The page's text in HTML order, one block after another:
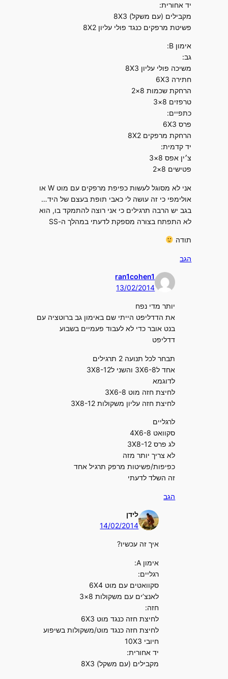
יד אחורית:
מקבילים (עם משקל) 8X3
פשיטת מרפקים כנגד פולי עליון 8X2
אימון B:
גב:
משיכה פולי עליון 8X3
חתירה 6X3
הרחקת שכמות 8×2
טרפזים 8×3
כתפיים:
פרס 6X3
הרחקת מרפקים 8X2
יד קדמית:
צ׳ין אפס 8×3
פטישים 8×2
אני לא מסוגל לעשות כפיפת מרפקים עם מוט W או
אולימפי כי זה עושה לי כאבי תופת בעצם של היד…
בגב יש הרבה תרגילים כי אני רוצה להתמקד בו, הוא
לא התפתח בצורה מספקת לדעתי במהלך ה-SS
תודה
הגב
ran1cohen1
13/02/2014
יותר מדי נפח
את הדדליפט הייתי שם באימון גב ברוטציה עם
בנט אובר כדי לא לעבוד פעמיים בשבוע
דדליפט
תבחר לכל תנועה 2 תרגילים
אחד ל3X6-8 והשני ל3X8-12
לדוגמא
לחיצת חזה מוט 3X6-8
לחיצת חזה עליון משקולות 3X8-12
לרגליים
סקוואט 4X6-8
לג פרס 3X8-12
לא צריך יותר מזה
כפיפות/פשיטות מרפק תרגיל אחד
זה השלד לדעתי
הגב
לידן
14/02/2014
איך זה עכשיו?
אימון A:
רגליים:
סקוואטים עם מוט 6X4
לאנצ’ים עם משקולות 8×3
חזה:
לחיצת חזה כנגד מוט 6X3
לחיצת חזה כנגד מוט/משקולות בשיפוע
חיובי 10X3
יד אחורית:
מקבילים (עם משקל) 8X3